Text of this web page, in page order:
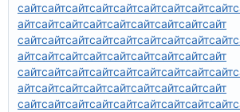
сайтсайтсайтсайтсайтсайтсайтсайтсайт
айтсайтсайтсайтсайтсайтсайтсайтсайт
сайтсайтсайтсайтсайтсайтсайтсайтсайт
айтсайтсайтсайтсайтсайтсайтсайтсайт
сайтсайтсайтсайтсайтсайтсайтсайтсайт
айтсайтсайтсайтсайтсайтсайтсайтсайт
сайтсайтсайтсайтсайтсайтсайтсайтсайт